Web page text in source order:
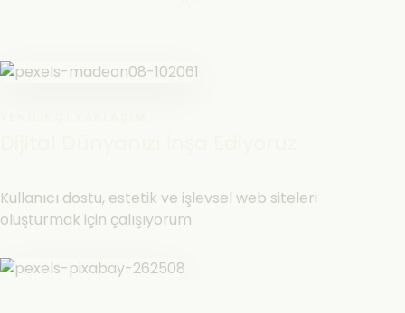
Kullanıcı dostu, estetik ve işlevsel web siteleri
oluşturmak için çalışıyorum.